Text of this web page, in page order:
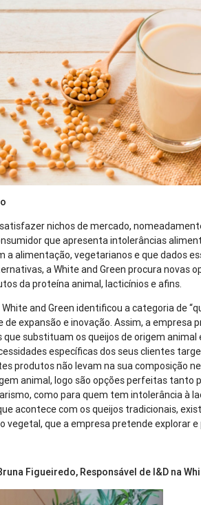
nichos de mercado,
que apresenta intolerâncias
a alimentação, vegetarianos e que dados
a White and Green procura novas
da proteína animal, lacticínios e afins.
and Green identificou a categoria de
de expansão e inovação. Assim, a empresa
que substituam os queijos de origem animal
específicas dos seus clientes
produtos não levam na sua composição
animal, logo são opções perfeitas tanto
como para quem tem intolerância à
acontece com os queijos tradicionais,
vegetal, que a empresa pretende explorar
Figueiredo, Responsável de I&D na